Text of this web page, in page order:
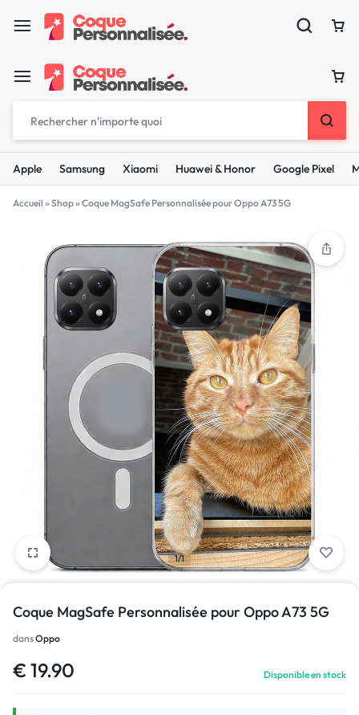
Apple Samsung Xiaomi Huawei & Honor Google Pixel
Accueil » Shop» Coque MagSafe Personnalisée pour Oppo A73 5G
1/1
Coque MagSafe Personnalisée pour Oppo A73 5G
dansOppo
€ 19.90 Disponible en stock